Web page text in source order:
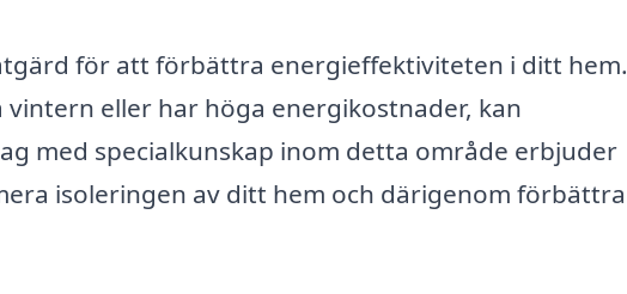
för att förbättra energieffektiviteten i ditt hem.
eller har höga energikostnader, kan
med specialkunskap inom detta område erbjuder
isoleringen av ditt hem och därigenom förbättra